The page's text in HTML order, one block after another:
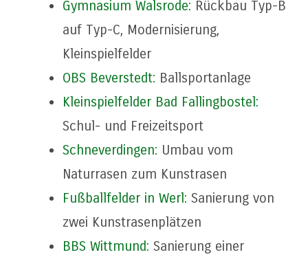
Gymnasium Walsrode: Rückbau Typ-B
auf Typ-C, Modernisierung,
Kleinspielfelder
OBS Beverstedt: Ballsportanlage
Kleinspielfelder Bad Fallingbostel:
Schul- und Freizeitsport
Schneverdingen: Umbau vom
Naturrasen zum Kunstrasen
Fußballfelder in Werl: Sanierung von
zwei Kunstrasenplätzen
BBS Wittmund: Sanierung einer